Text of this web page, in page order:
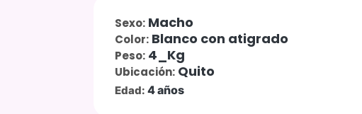
Sexo: Macho
Color: Blanco con atigrado
Peso: 4_Kg
Ubicación: Quito
Edad: 4 años